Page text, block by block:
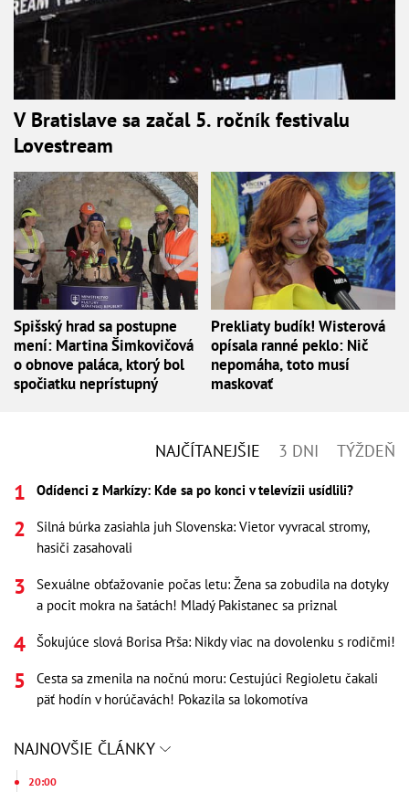
V Bratislave sa začal 5. ročník festivalu
Lovestream
Spišský hrad sa postupne
mení: Martina Šimkovičová
o obnove paláca, ktorý bol
spočiatku neprístupný
Prekliaty budík! Wisterová
opísala ranné peklo: Nič
nepomáha, toto musí
maskovať
NAJČÍTANEJŠIE 3 DNI TÝŽDEŇ
Odídenci z Markízy: Kde sa po konci v televízii usídlili?
Silná búrka zasiahla juh Slovenska: Vietor vyvracal stromy,
hasiči zasahovali
Sexuálne obťažovanie počas letu: Žena sa zobudila na dotyky
a pocit mokra na šatách! Mladý Pakistanec sa priznal
Šokujúce slová Borisa Prša: Nikdy viac na dovolenku s rodičmi!
Cesta sa zmenila na nočnú moru: Cestujúci RegioJetu čakali
päť hodín v horúčavách! Pokazila sa lokomotíva
NAJNOVŠIE ČLÁNKY
20:00